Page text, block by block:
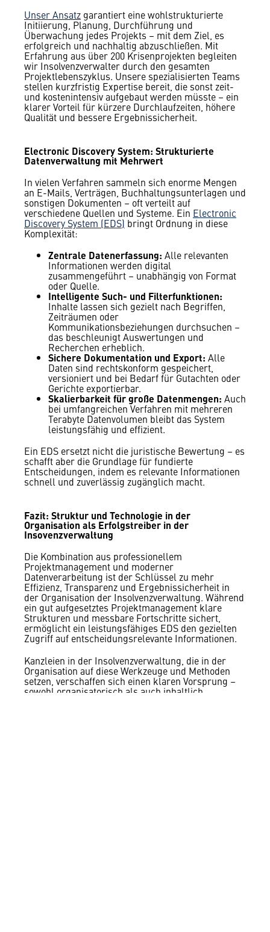
Unser Ansatz garantiert eine wohlstrukturierte
Initiierung, Planung, Durchführung und
Überwachung jedes Projekts – mit dem Ziel, es
erfolgreich und nachhaltig abzuschließen. Mit
Erfahrung aus über 200 Krisenprojekten begleiten
wir Insolvenzverwalter durch den gesamten
Projektlebenszyklus. Unsere spezialisierten Teams
stellen kurzfristig Expertise bereit, die sonst zeit-
und kostenintensiv aufgebaut werden müsste – ein
klarer Vorteil für kürzere Durchlaufzeiten, höhere
Qualität und bessere Ergebnissicherheit.
Electronic Discovery System: Strukturierte
Datenverwaltung mit Mehrwert
In vielen Verfahren sammeln sich enorme Mengen
an E-Mails, Verträgen, Buchhaltungsunterlagen und
sonstigen Dokumenten – oft verteilt auf
verschiedene Quellen und Systeme. Ein Electronic
Discovery System (EDS) bringt Ordnung in diese
Komplexität:
Zentrale Datenerfassung: Alle relevanten
Informationen werden digital
zusammengeführt – unabhängig von Format
oder Quelle.
Intelligente Such- und Filterfunktionen:
Inhalte lassen sich gezielt nach Begriffen,
Zeiträumen oder
Kommunikationsbeziehungen durchsuchen –
das beschleunigt Auswertungen und
Recherchen erheblich.
Sichere Dokumentation und Export: Alle
Daten sind rechtskonform gespeichert,
versioniert und bei Bedarf für Gutachten oder
Gerichte exportierbar.
Skalierbarkeit für große Datenmengen: Auch
bei umfangreichen Verfahren mit mehreren
Terabyte Datenvolumen bleibt das System
leistungsfähig und effizient.
Ein EDS ersetzt nicht die juristische Bewertung – es
schafft aber die Grundlage für fundierte
Entscheidungen, indem es relevante Informationen
schnell und zuverlässig zugänglich macht.
Fazit: Struktur und Technologie in der
Organisation als Erfolgstreiber in der
Insovenzverwaltung
Die Kombination aus professionellem
Projektmanagement und moderner
Datenverarbeitung ist der Schlüssel zu mehr
Effizienz, Transparenz und Ergebnissicherheit in
der Organisation der Insolvenzverwaltung. Während
ein gut aufgesetztes Projektmanagement klare
Strukturen und messbare Fortschritte sichert,
ermöglicht ein leistungsfähiges EDS den gezielten
Zugriff auf entscheidungsrelevante Informationen.
Kanzleien in der Insolvenzverwaltung, die in der
Organisation auf diese Werkzeuge und Methoden
setzen, verschaffen sich einen klaren Vorsprung –
sowohl organisatorisch als auch inhaltlich.